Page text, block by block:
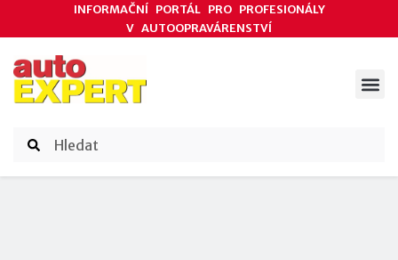
INFORMAČNÍ PORTÁL PRO PROFESIONÁLY
V AUTOOPRAVÁRENSTVÍ